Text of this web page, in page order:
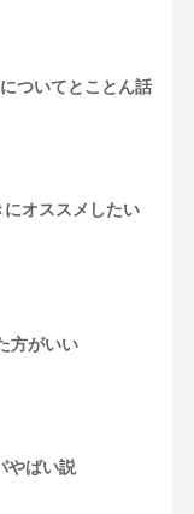
ついてとことん話
オススメしたい
方がいい
やばい説